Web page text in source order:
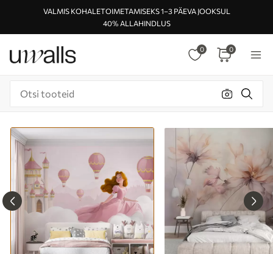
VALMIS KOHALETOIMETAMISEKS 1–3 PÄEVA JOOKSUL
40% ALLAHINDLUS
0 0